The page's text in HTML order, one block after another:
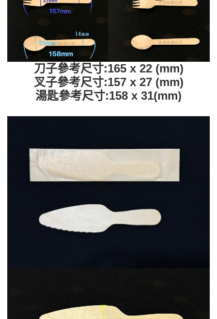
刀子參考尺寸:165 x 22 (mm)
叉子參考尺寸:157 x 27 (mm)
湯匙參考尺寸:158 x 31(mm)